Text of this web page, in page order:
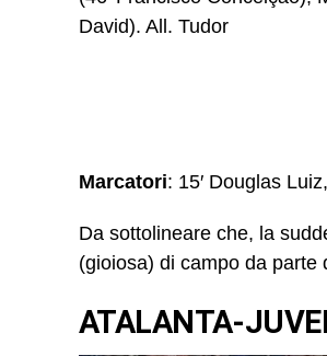
David). All. Tudor
Marcatori: 15′ Douglas
Da sottolineare che, la
(gioiosa) di campo da parte
ATALANTA-